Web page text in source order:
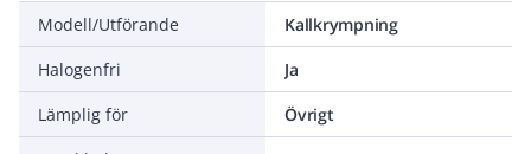
Modell/Utförande
Kallkrympning
Halogenfri
Ja
Lämplig för
Övrigt